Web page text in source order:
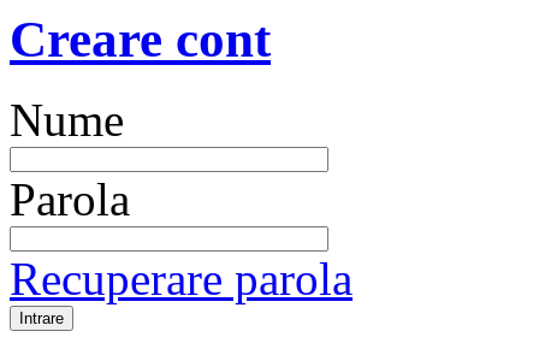
Creare cont
Nume
Parola
Recuperare parola